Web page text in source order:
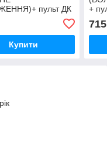
пульт ДК
+батарейки
Купити
+
715